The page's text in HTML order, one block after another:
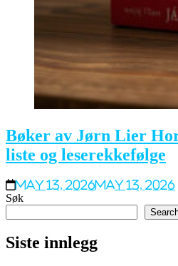
Bøker av Jørn Lier
liste og leserekkefølge
May 13, 2026May 13, 2026
Søk
Siste innlegg